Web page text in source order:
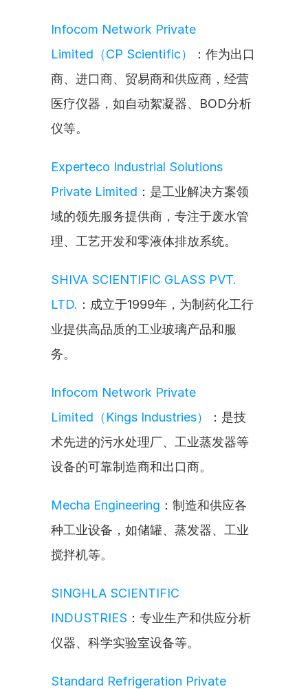
Infocom Network Private
Limited（CP Scientific）
：作为出口
商、进口商、贸易商和供应商，经营
医疗仪器，如自动絮凝器、BOD分析
仪等。
Experteco Industrial Solutions
Private Limited ：是工业解决方案领
域的领先服务提供商，专注于废水管
理、工艺开发和零液体排放系统。
SHIVA SCIENTIFIC GLASS PVT.
LTD. ：成立于1999年，为制药化工行
业提供高品质的工业玻璃产品和服
务。
Infocom Network Private
Limited（Kings Industries）
：是技
术先进的污水处理厂、工业蒸发器等
设备的可靠制造商和出口商。
Mecha Engineering ：制造和供应各
种工业设备，如储罐、蒸发器、工业
搅拌机等。
SINGHLA SCIENTIFIC
INDUSTRIES ：专业生产和供应分析
仪器、科学实验室设备等。
Standard Refrigeration Private